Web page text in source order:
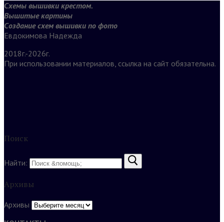
Схемы вышивки крестом.
Вышитые картины
Создание схем вышивки по фото
Евдокимова Надежда
2018г.-2026г.
При использовании материалов, ссылка на сайт обязательна.
Поиск
Найти:
Архивы
Архивы